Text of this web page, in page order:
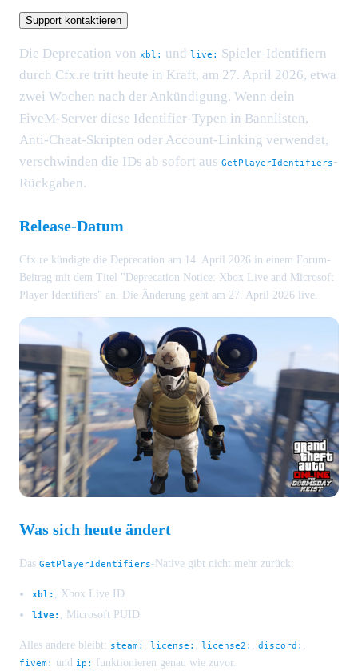
Support kontaktieren
Die Deprecation von xbl: und live: Spieler-Identifiern
durch Cfx.re tritt heute in Kraft, am 27. April 2026, etwa
zwei Wochen nach der Ankündigung. Wenn dein
FiveM-Server diese Identifier-Typen in Bannlisten,
Anti-Cheat-Skripten oder Account-Linking verwendet,
verschwinden die IDs ab sofort aus GetPlayerIdentifiers-
Rückgaben.
Release-Datum
Cfx.re kündigte die Deprecation am 14. April 2026 in einem Forum-
Beitrag mit dem Titel "Deprecation Notice: Xbox Live and Microsoft
Player Identifiers" an. Die Änderung geht am 27. April 2026 live.
Was sich heute ändert
Das GetPlayerIdentifiers-Native gibt nicht mehr zurück:
xbl: , Xbox Live ID
live: , Microsoft PUID
Alles andere bleibt: steam: license: license2: discord:
fivem: und ip: funktionieren genau wie zuvor.